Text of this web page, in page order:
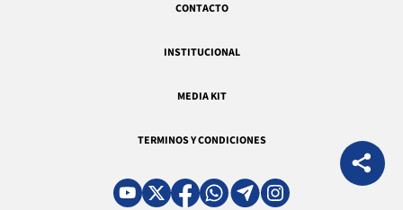
CONTACTO
INSTITUCIONAL
MEDIA KIT
TERMINOS Y CONDICIONES